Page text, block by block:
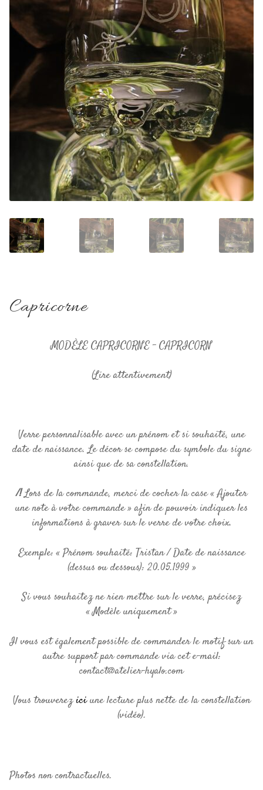
Capricorne
MODÈLE CAPRICORNE – CAPRICORN
(Lire attentivement)
Verre personnalisable avec un prénom et si souhaité, une
date de naissance. Le décor se compose du symbole du signe
ainsi que de sa constellation.
/!Lors de la commande, merci de cocher la case « Ajouter
une note à votre commande » afin de pouvoir indiquer les
informations à graver sur le verre de votre choix.
Exemple: « Prénom souhaité: Tristan / Date de naissance
(dessus ou dessous): 20.05.1999 »
Si vous souhaitez ne rien mettre sur le verre, précisez
« Modèle uniquement »
Il vous est également possible de commander le motif sur un
autre support par commande via cet e-mail:
contact@atelier-hyalo.com
Vous trouvereziciune lecture plus nette de la constellation
(vidéo).
Photos non contractuelles.